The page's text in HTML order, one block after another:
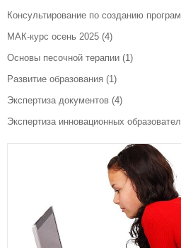
Консультирование по созданию
МАК-курс осень 2025 (4)
Основы песочной терапии (1)
Развитие образования (1)
Экспертиза документов (4)
Экспертиза инновационных